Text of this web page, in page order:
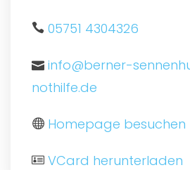
05751 4304326
info@berner-
nothilfe.de
Homepage besuchen
VCard herunterladen